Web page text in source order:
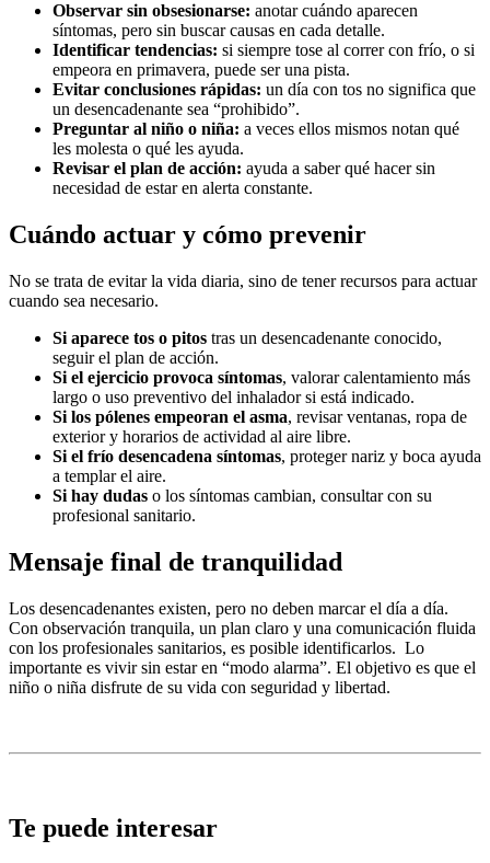
Observar sin obsesionarse: anotar cuándo aparecen
síntomas, pero sin buscar causas en cada detalle.
Identificar tendencias: si siempre tose al correr con frío, o si
empeora en primavera, puede ser una pista.
Evitar conclusiones rápidas: un día con tos no significa que
un desencadenante sea “prohibido”.
Preguntar al niño o niña: a veces ellos mismos notan qué
les molesta o qué les ayuda.
Revisar el plan de acción: ayuda a saber qué hacer sin
necesidad de estar en alerta constante.
Cuándo actuar y cómo prevenir
No se trata de evitar la vida diaria, sino de tener recursos para actuar
cuando sea necesario.
Si aparece tos o pitos tras un desencadenante conocido,
seguir el plan de acción.
Si el ejercicio provoca síntomas, valorar calentamiento más
largo o uso preventivo del inhalador si está indicado.
Si los pólenes empeoran el asma, revisar ventanas, ropa de
exterior y horarios de actividad al aire libre.
Si el frío desencadena síntomas, proteger nariz y boca ayuda
a templar el aire.
Si hay dudas o los síntomas cambian, consultar con su
profesional sanitario.
Mensaje final de tranquilidad
Los desencadenantes existen, pero no deben marcar el día a día.
Con observación tranquila, un plan claro y una comunicación fluida
con los profesionales sanitarios, es posible identificarlos. Lo
importante es vivir sin estar en “modo alarma”. El objetivo es que el
niño o niña disfrute de su vida con seguridad y libertad.
Te puede interesar